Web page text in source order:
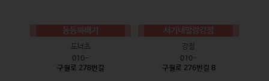
동동꽈배기
도너츠
010-
구월로 278번길
서기네말랑강정
강정
010-
구월로 276번길 8